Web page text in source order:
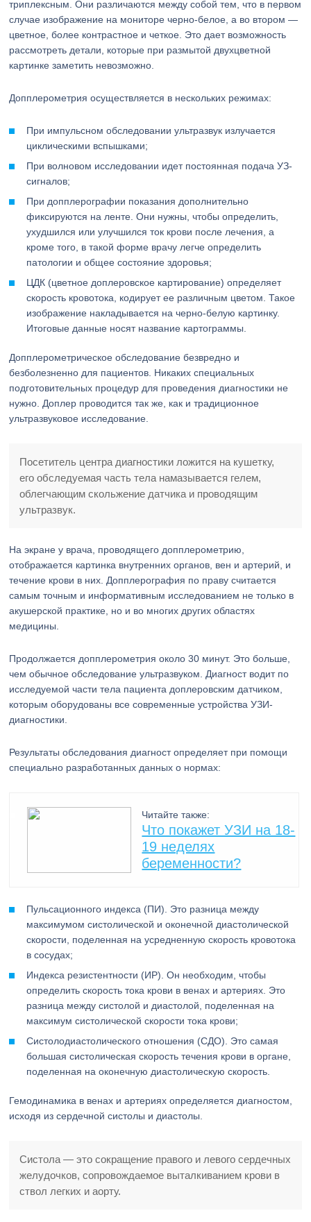
триплексным. Они различаются между собой тем, что в первом
случае изображение на мониторе черно-белое, а во втором —
цветное, более контрастное и четкое. Это дает возможность
рассмотреть детали, которые при размытой двухцветной
картинке заметить невозможно.
Допплерометрия осуществляется в нескольких режимах:
При импульсном обследовании ультразвук излучается
циклическими вспышками;
При волновом исследовании идет постоянная подача УЗ-
сигналов;
При допплерографии показания дополнительно
фиксируются на ленте. Они нужны, чтобы определить,
ухудшился или улучшился ток крови после лечения, а
кроме того, в такой форме врачу легче определить
патологии и общее состояние здоровья;
ЦДК (цветное доплеровское картирование) определяет
скорость кровотока, кодирует ее различным цветом. Такое
изображение накладывается на черно-белую картинку.
Итоговые данные носят название картограммы.
Допплерометрическое обследование безвредно и
безболезненно для пациентов. Никаких специальных
подготовительных процедур для проведения диагностики не
нужно. Доплер проводится так же, как и традиционное
ультразвуковое исследование.
Посетитель центра диагностики ложится на кушетку,
его обследуемая часть тела намазывается гелем,
облегчающим скольжение датчика и проводящим
ультразвук.
На экране у врача, проводящего допплерометрию,
отображается картинка внутренних органов, вен и артерий, и
течение крови в них. Допплерография по праву считается
самым точным и информативным исследованием не только в
акушерской практике, но и во многих других областях
медицины.
Продолжается допплерометрия около 30 минут. Это больше,
чем обычное обследование ультразвуком. Диагност водит по
исследуемой части тела пациента доплеровским датчиком,
которым оборудованы все современные устройства УЗИ-
диагностики.
Результаты обследования диагност определяет при помощи
специально разработанных данных о нормах:
Читайте также:
Что покажет УЗИ на 18-
19 неделях
беременности?
Пульсационного индекса (ПИ). Это разница между
максимумом систолической и оконечной диастолической
скорости, поделенная на усредненную скорость кровотока
в сосудах;
Индекса резистентности (ИР). Он необходим, чтобы
определить скорость тока крови в венах и артериях. Это
разница между систолой и диастолой, поделенная на
максимум систолической скорости тока крови;
Систолодиастолического отношения (СДО). Это самая
большая систолическая скорость течения крови в органе,
поделенная на оконечную диастолическую скорость.
Гемодинамика в венах и артериях определяется диагностом,
исходя из сердечной систолы и диастолы.
Систола — это сокращение правого и левого сердечных
желудочков, сопровождаемое выталкиванием крови в
ствол легких и аорту.